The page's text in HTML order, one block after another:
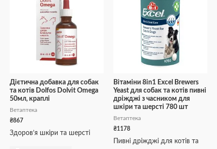
Дієтична добавка для собак
та котів Dolfos Dolvit Omega
50мл, краплі
Ветаптека
₴867
Здоров’я шкіри та шерсті
Вітаміни 8in1 Excel Brewers
Yeast для собак та котів пивні
дріжджі з часником для
шкіри та шерсті 780 шт
Ветаптека
₴1178
Пивні дріжджі для котів та